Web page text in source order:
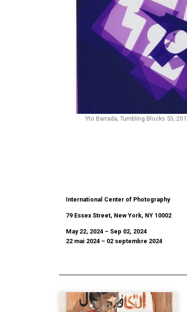
Yto Barrada, Tumbling Blocks 53,
International Center of Photography
79 Essex Street, New York, NY 10002
May 22, 2024 – Sep 02, 2024
22 mai 2024 – 02 septembre 2024